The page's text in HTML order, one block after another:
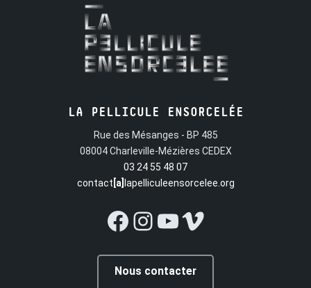
LA PELLICULE ENSORCELÉE
Rue des Mésanges - BP 485
08004 Charleville-Mézières CEDEX
03 24 55 48 07
contact [a] lapelliculeensorcelee.org
Facebook
Instagram
YouTube
Vimeo
Nous contacter